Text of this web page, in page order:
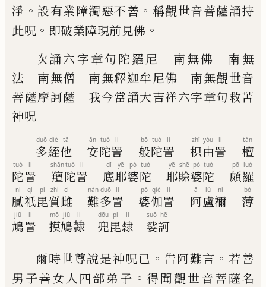
淨 。 設有業障濁惡不善 。 稱觀世音菩薩誦持
此呪 。 即破業障現前見佛 。
次誦六字章句陀羅尼 南無佛 南無
法 南無僧 南無釋迦牟尼佛 南無觀世音
菩薩摩訶薩 我今當誦大吉祥六字章句救苦
神呪
多
duō
絰
dié
他
tā
安
ān
陀
tuó
詈
lì
般
bō
陀
tuó
詈
lì
枳
zhǐ
由
yóu
詈
lì
檀
tán
陀
tuó
詈
lì
羶
shān
陀
tuó
詈
lì
底
dǐ
耶
yē
婆
pó
陀
tuó
耶
yē
賒
shē
婆
pó
陀
tuó
頗
pō
羅
luó
膩
nì
祇
qí
毘
pí
質
zhì
雌
cí
難
nán
多
duō
詈
lì
婆
pó
伽
qié
詈
lì
阿
ā
盧
lú
禰
ní
薄
bó
鳩
jiū
詈
lì
摸
mō
鳩
jiū
隷
lì
兜
dōu
毘
pí
隸
lì
娑
suō
訶
hē
爾時世尊說是神呪已 。 告阿難言 。 若善
男子善女人四部弟子 。 得聞觀世音菩薩名